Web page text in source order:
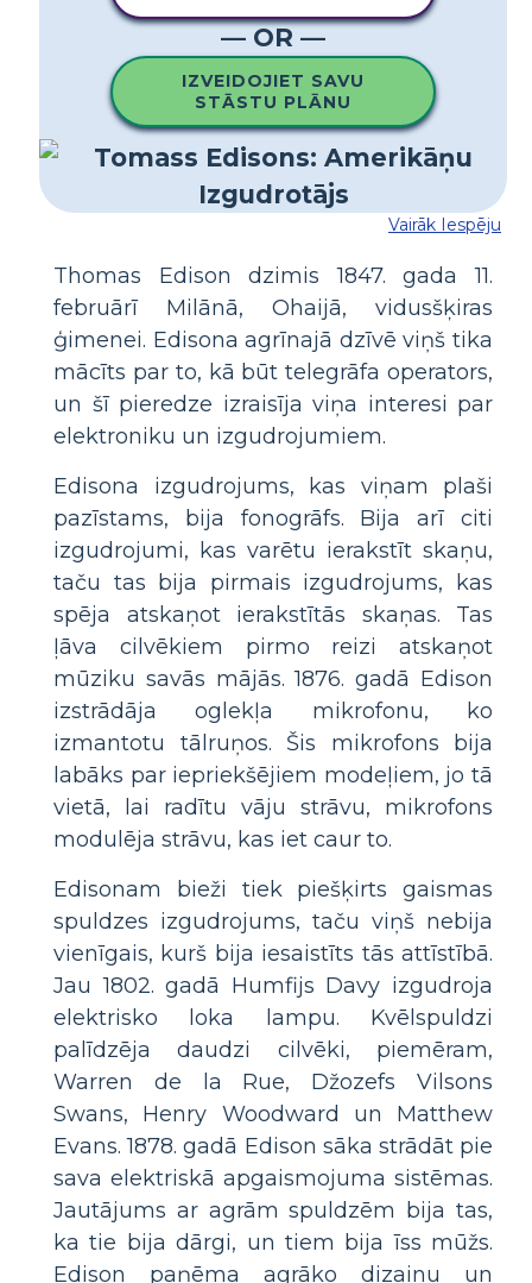
— OR —
IZVEIDOJIET SAVU
STĀSTU PLĀNU
Vairāk Iespēju
Thomas Edison dzimis 1847. gada 11.
februārī Milānā, Ohaijā, vidusšķiras
ģimenei. Edisona agrīnajā dzīvē viņš tika
mācīts par to, kā būt telegrāfa operators,
un šī pieredze izraisīja viņa interesi par
elektroniku un izgudrojumiem.
Edisona izgudrojums, kas viņam plaši
pazīstams, bija fonogrāfs. Bija arī citi
izgudrojumi, kas varētu ierakstīt skaņu,
taču tas bija pirmais izgudrojums, kas
spēja atskaņot ierakstītās skaņas. Tas
ļāva cilvēkiem pirmo reizi atskaņot
mūziku savās mājās. 1876. gadā Edison
izstrādāja oglekļa mikrofonu, ko
izmantotu tālruņos. Šis mikrofons bija
labāks par iepriekšējiem modeļiem, jo ​​tā
vietā, lai radītu vāju strāvu, mikrofons
modulēja strāvu, kas iet caur to.
Edisonam bieži tiek piešķirts gaismas
spuldzes izgudrojums, taču viņš nebija
vienīgais, kurš bija iesaistīts tās attīstībā.
Jau 1802. gadā Humfijs Davy izgudroja
elektrisko loka lampu. Kvēlspuldzi
palīdzēja daudzi cilvēki, piemēram,
Warren de la Rue, Džozefs Vilsons
Swans, Henry Woodward un Matthew
Evans. 1878. gadā Edison sāka strādāt pie
sava elektriskā apgaismojuma sistēmas.
Jautājums ar agrām spuldzēm bija tas,
ka tie bija dārgi, un tiem bija īss mūžs.
Edison paņēma agrāko dizainu un